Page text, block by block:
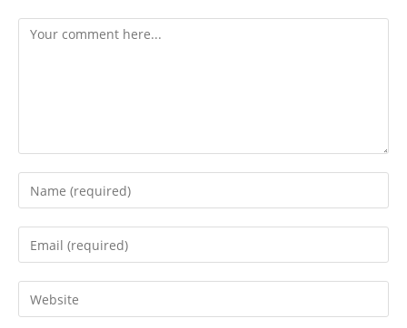
Comment
Enter
your
name
comment
Enter
your
email
address
Enter
your